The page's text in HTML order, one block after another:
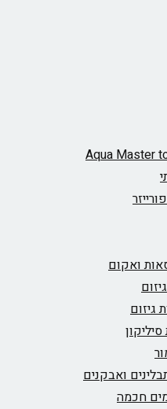
ואקום
גיזום
ואבקנים
חכמה